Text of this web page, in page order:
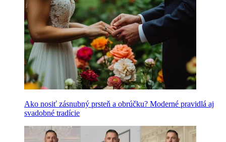
Ako nosiť zásnubný prsteň a obrúčku? Moderné pravidlá aj
svadobné tradície